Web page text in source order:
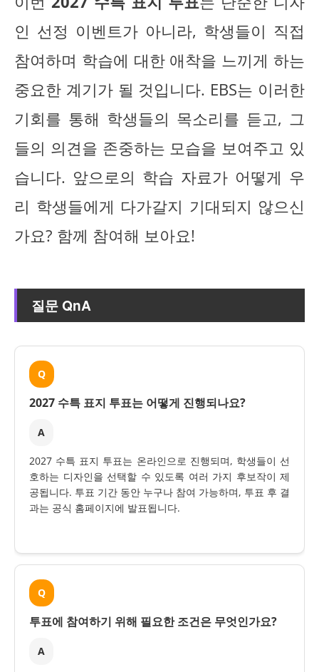
인 선정 이벤트가 아니라, 학생들이 직접
참여하며 학습에 대한 애착을 느끼게 하는
중요한 계기가 될 것입니다. EBS는 이러한
기회를 통해 학생들의 목소리를 듣고, 그
들의 의견을 존중하는 모습을 보여주고 있
습니다. 앞으로의 학습 자료가 어떻게 우
리 학생들에게 다가갈지 기대되지 않으신
가요? 함께 참여해 보아요!
질문 QnA
Q
2027 수특 표지 투표는 어떻게 진행되나요?
A
2027 수특 표지 투표는 온라인으로 진행되며, 학생들이 선
호하는 디자인을 선택할 수 있도록 여러 가지 후보작이 제
공됩니다. 투표 기간 동안 누구나 참여 가능하며, 투표 후 결
과는 공식 홈페이지에 발표됩니다.
Q
투표에 참여하기 위해 필요한 조건은 무엇인가요?
A